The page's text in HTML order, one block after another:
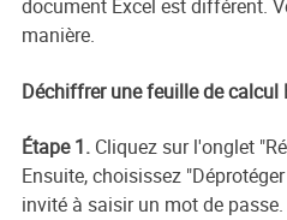
document Excel est différent.
manière.
Déchiffrer une feuille de calcul
Étape 1.Cliquez sur l'onglet
Ensuite, choisissez
invité à saisir un mot de passe.